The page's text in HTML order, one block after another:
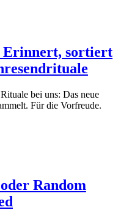
Erinnert, sortiert
bei uns: Das neue
Für die Vorfreude.
Random